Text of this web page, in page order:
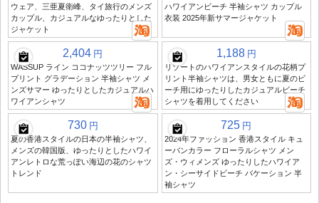
ウェア、三亜夏衛峰、タイ旅行のメンズ
カップル、カジュアルなゆったりとした
ジャケット
ハワイアンビーチ 半袖シャツ カップル
衣装 2025年新サマージャケット
2,404 円
WASSUP ライン ココナッツツリー フル
プリント グラデーション 半袖シャツ メ
ンズサマー ゆったりとしたカジュアルハ
ワイアンシャツ
1,188 円
リゾートのハワイアンスタイルの花柄プ
リント半袖シャツは、男女ともに夏のビ
ーチ用にゆったりしたカジュアルビーチ
シャツを着用してください
730 円
夏の香港スタイルの日本の半袖シャツ、
メンズの韓国版、ゆったりとしたハワイ
アンレトロな荒っぽい海辺の花のシャツ
トレンド
725 円
2024年ファッション 香港スタイル キュ
ーバンカラー フローラルシャツ メン
ズ・ウィメンズ ゆったりしたハワイア
ン・シーサイドビーチ バケーション 半
袖シャツ